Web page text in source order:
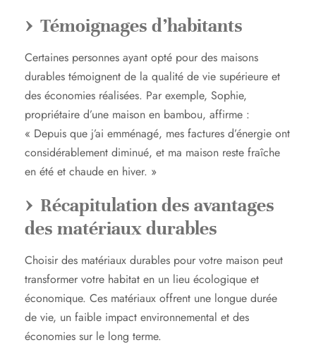
Témoignages d’habitants
Certaines personnes ayant opté pour des maisons
durables témoignent de la qualité de vie supérieure et
des économies réalisées. Par exemple, Sophie,
propriétaire d’une maison en bambou, affirme :
« Depuis que j’ai emménagé, mes factures d’énergie ont
considérablement diminué, et ma maison reste fraîche
en été et chaude en hiver. »
Récapitulation des avantages
des matériaux durables
Choisir des matériaux durables pour votre maison peut
transformer votre habitat en un lieu écologique et
économique. Ces matériaux offrent une longue durée
de vie, un faible impact environnemental et des
économies sur le long terme.